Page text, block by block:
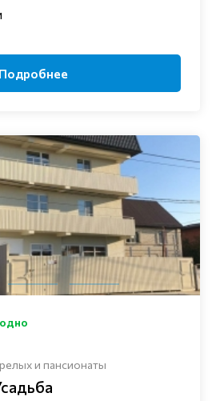
Подробнее
и пансионаты